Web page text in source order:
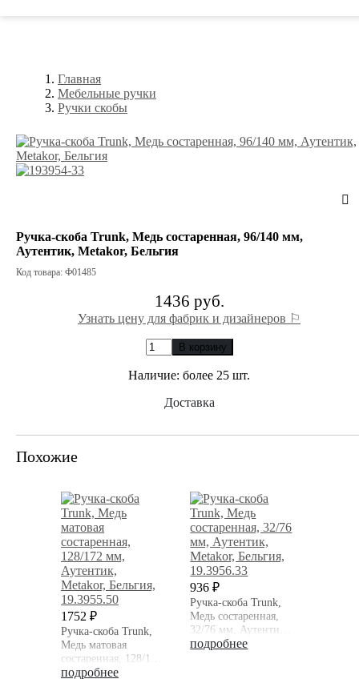
Главная
Мебельные ручки
Ручки скобы
Ручка-скоба Trunk, Медь состаренная, 96/140 мм,
Аутентик, Metakor, Бельгия
Код товара: Ф01485
1436 руб.
Узнать цену для фабрик и дизайнеров ⚐
В корзину
Наличие: более 25 шт.
Доставка
Похожие
1752 ₽
Ручка-скоба Trunk,
Медь матовая
состаренная, 128/172
мм, Аутентик,
подробнее
936 ₽
Ручка-скоба Trunk,
Медь состаренная,
32/76 мм, Аутентик,
Metakor, Бельгия
подробнее